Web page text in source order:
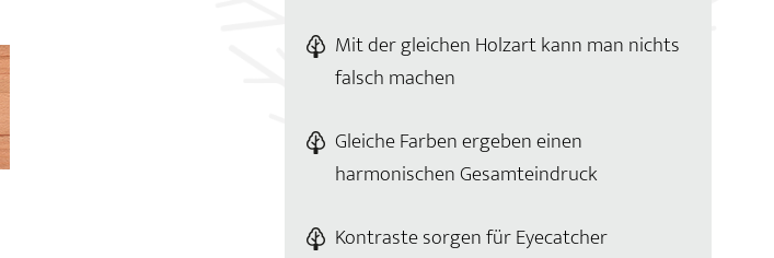
Mit der gleichen Holzart kann man nichts
falsch machen
Gleiche Farben ergeben einen
harmonischen Gesamteindruck
Kontraste sorgen für Eyecatcher